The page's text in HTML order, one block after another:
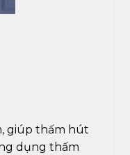
giúp thấm hút
dụng thấm